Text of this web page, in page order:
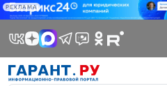
РЕКЛАМА